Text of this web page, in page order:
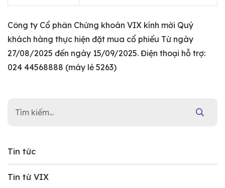
Tin tức
Tin từ VIX
Công ty Cổ phân Chứng khoán VIX kính mời Quý
khách hàng thực hiện đặt mua cổ phiếu Từ ngày
27/08/2025 đến ngày 15/09/2025. Điện thoại hỗ trợ:
024 44568888 (máy lẻ 5263)